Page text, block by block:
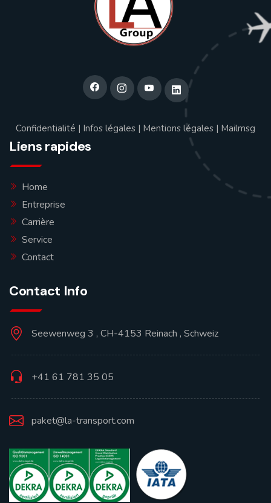
Confidentialité | Infos légales | Mentions légales | Mailmsg
Liens rapides
Home
Entreprise
Carrière
Service
Contact
Contact Info
Seewenweg 3 , CH-4153 Reinach , Schweiz
+41 61 781 35 05
paket@la-transport.com